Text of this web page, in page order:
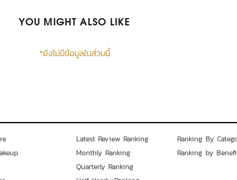
YOU MIGHT ALSO LIKE
*ยังไม่มีข้อมูลในส่วนนี้
Latest Review Ranking
Monthly Ranking
Quarterly Ranking
Ranking By
Ranking by